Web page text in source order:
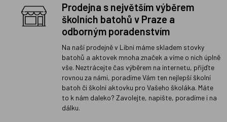
Prodejna s největším výběrem
školních batohů v Praze a
odborným poradenstvím
Na naší prodejně v Libni máme skladem stovky
batohů a aktovek mnoha značek a víme o nich úplně
vše. Neztrácejte čas výběrem na internetu, přijďte
rovnou za námi, poradíme Vám ten nejlepší školní
batoh či školní aktovku pro Vašeho školáka. Máte
to k nám daleko? Zavolejte, napište, poradíme i na
dálku.